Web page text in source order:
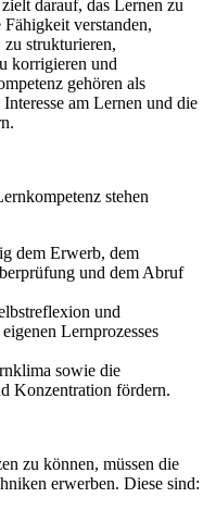
darauf, das Lernen zu
verstanden,
zu strukturieren,
korrigieren und
gehören als
am Lernen und die
stehen
dem Erwerb, dem
und dem Abruf
und
Lernprozesses
sowie die
Konzentration fördern.
zu können, müssen die
erwerben. Diese sind: